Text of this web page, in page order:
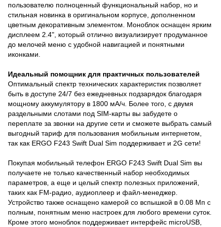
пользователю полноценный функциональный набор, но и
стильная новинка в оригинальном корпусе, дополненном
цветным декоративным элементом. Моноблок оснащен ярким
дисплеем 2.4", который отлично визуализирует продуманное
до мелочей меню с удобной навигацией и понятными
иконками.
Идеальный помощник для практичных пользователей
Оптимальный спектр технических характеристик позволяет
быть в доступе 24/7 без ежедневных подзарядок благодаря
мощному аккумулятору в 1800 мА/ч. Более того, с двумя
раздельными слотами под SIM-карты вы забудете о
переплате за звонки на другие сети и сможете выбрать самый
выгодный тариф для пользования мобильным интернетом,
так как ERGO F243 Swift Dual Sim поддерживает и 2G сети!
Покупая мобильный телефон ERGO F243 Swift Dual Sim вы
получаете не только качественный набор необходимых
параметров, а еще и целый спектр полезных приложений,
таких как FM-радио, аудиоплеер и файл-менеджер.
Устройство также оснащено камерой со вспышкой в 0.08 Мп с
полным, понятным меню настроек для любого времени суток.
Кроме этого моноблок поддерживает интерфейс microUSB,